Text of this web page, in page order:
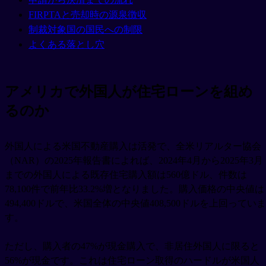
FIRPTAと売却時の源泉徴収
制裁対象国の国民への制限
よくある落とし穴
アメリカで外国人が住宅ローンを組め
るのか
外国人による米国不動産購入は活発で、全米リアルター協会
（NAR）の2025年報告書によれば、2024年4月から2025年3月
までの外国人による既存住宅購入額は560億ドル、件数は
78,100件で前年比33.2%増となりました。購入価格の中央値は
494,400ドルで、米国全体の中央値408,500ドルを上回っていま
す。
ただし、購入者の47%が現金購入で、非居住外国人に限ると
56%が現金です。これは住宅ローン取得のハードルが米国人